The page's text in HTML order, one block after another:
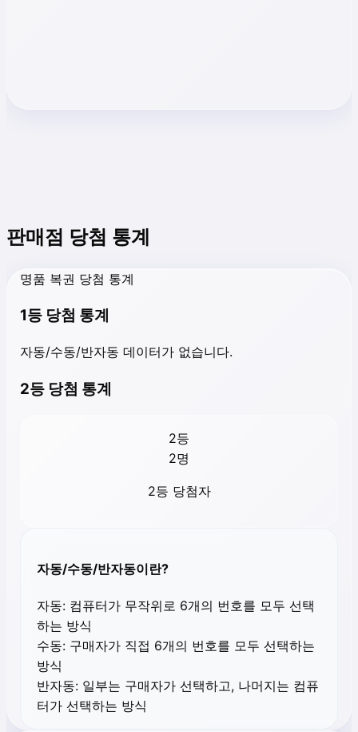
판매점 당첨 통계
명품 복권 당첨 통계
1등 당첨 통계
자동/수동/반자동 데이터가 없습니다.
2등 당첨 통계
2등
2명
2등 당첨자
자동/수동/반자동이란?
자동: 컴퓨터가 무작위로 6개의 번호를 모두 선택
하는 방식
수동: 구매자가 직접 6개의 번호를 모두 선택하는
방식
반자동: 일부는 구매자가 선택하고, 나머지는 컴퓨
터가 선택하는 방식